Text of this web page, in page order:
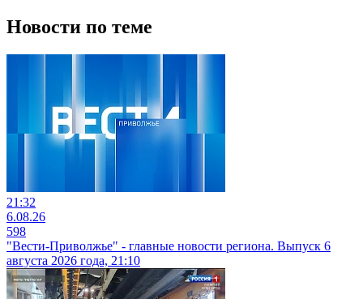
Новости по теме
21:32
6.08.26
598
"Вести-Приволжье" - главные новости региона. Выпуск 6
августа 2026 года, 21:10